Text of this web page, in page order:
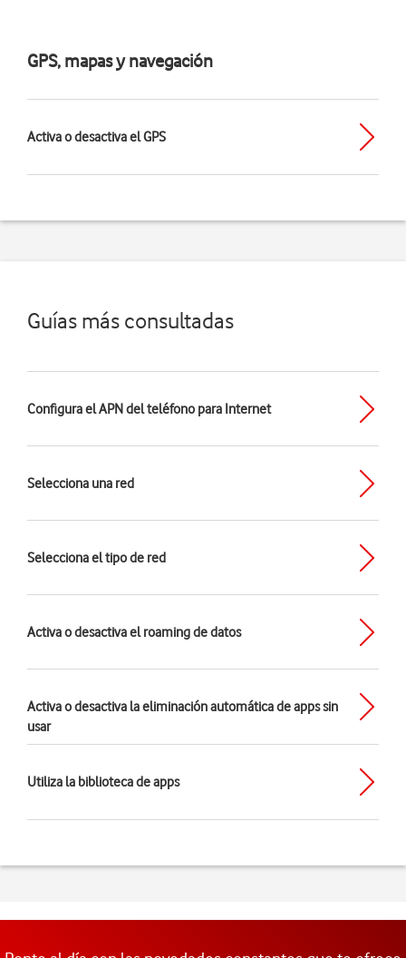
GPS, mapas y navegación
Activa o desactiva el GPS
Guías más consultadas
Configura el APN del teléfono para Internet
Selecciona una red
Selecciona el tipo de red
Activa o desactiva el roaming de datos
Activa o desactiva la eliminación automática de apps sin
usar
Utiliza la biblioteca de apps